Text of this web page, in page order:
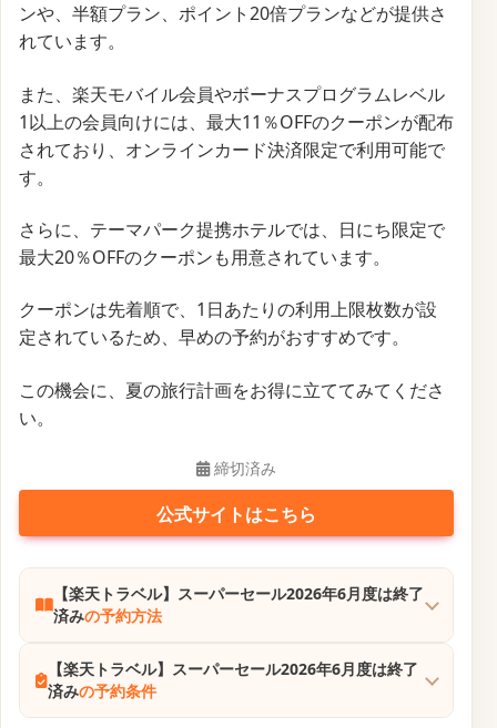
ンや、半額プラン、ポイント20倍プランなどが提供さ
れています。
また、楽天モバイル会員やボーナスプログラムレベル
1以上の会員向けには、最大11％OFFのクーポンが配布
されており、オンラインカード決済限定で利用可能で
す。
さらに、テーマパーク提携ホテルでは、日にち限定で
最大20％OFFのクーポンも用意されています。
クーポンは先着順で、1日あたりの利用上限枚数が設
定されているため、早めの予約がおすすめです。
この機会に、夏の旅行計画をお得に立ててみてくださ
い。
締切済み
公式サイトはこちら
【楽天トラベル】スーパーセール2026年6月度は終了
済みの予約方法
【楽天トラベル】スーパーセール2026年6月度は終了
済みの予約条件